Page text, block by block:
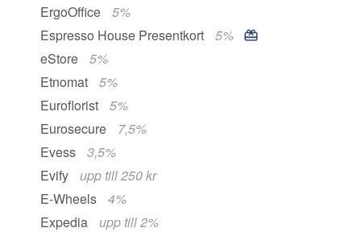
ErgoOffice
5%
Espresso House Presentkort
5%
eStore
5%
Etnomat
5%
Euroflorist
5%
Eurosecure
7,5%
Evess
3,5%
Evify
upp till 250 kr
E-Wheels
4%
Expedia
upp till 2%